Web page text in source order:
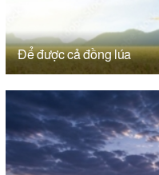
Để được cả đồng lúa